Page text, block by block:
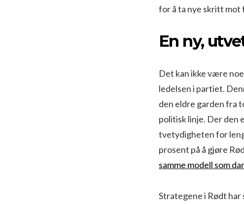
for å ta nye skritt
En ny,
Det kan ikke være
ledelsen i partiet.
den eldre garden fra
politisk linje. Der den
tvetydigheten for
prosent på å gjøre
samme modell som
Strategene i Rødt